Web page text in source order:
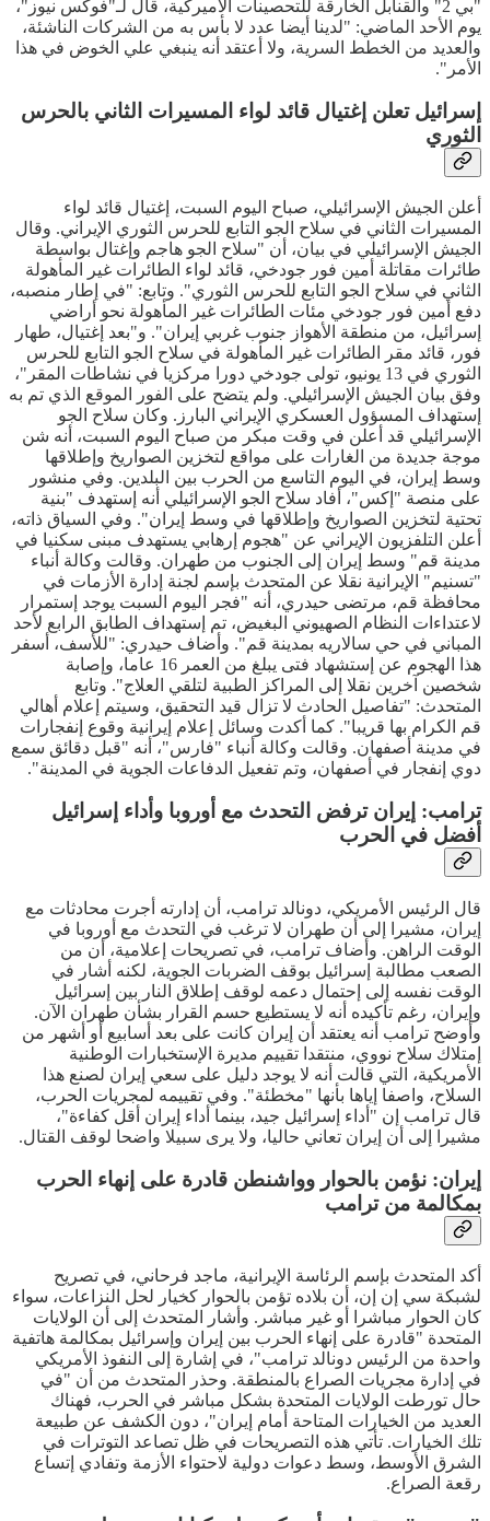
"بي 2" والقنابل الخارقة للتحصينات الأميركية، قال لـ"فوكس نيوز"،
يوم الأحد الماضي: "لدينا أيضا عدد لا بأس به من الشركات الناشئة،
والعديد من الخطط السرية، ولا أعتقد أنه ينبغي علي الخوض في هذا
الأمر".
إسرائيل تعلن إغتيال قائد لواء المسيرات الثاني بالحرس
الثوري
أعلن الجيش الإسرائيلي، صباح اليوم السبت، إغتيال قائد لواء
المسيرات الثاني في سلاح الجو التابع للحرس الثوري الإيراني. وقال
الجيش الإسرائيلي في بيان، أن "سلاح الجو هاجم وإغتال بواسطة
طائرات مقاتلة أمين فور جودخي، قائد لواء الطائرات غير المأهولة
الثاني في سلاح الجو التابع للحرس الثوري". وتابع: "في إطار منصبه،
دفع أمين فور جودخي مئات الطائرات غير المأهولة نحو أراضي
إسرائيل، من منطقة الأهواز جنوب غربي إيران". و"بعد إغتيال، طهار
فور، قائد مقر الطائرات غير المأهولة في سلاح الجو التابع للحرس
الثوري في 13 يونيو، تولى جودخي دورا مركزيا في نشاطات المقر"،
وفق بيان الجيش الإسرائيلي. ولم يتضح على الفور الموقع الذي تم به
إستهداف المسؤول العسكري الإيراني البارز. وكان سلاح الجو
الإسرائيلي قد أعلن في وقت مبكر من صباح اليوم السبت، أنه شن
موجة جديدة من الغارات على مواقع لتخزين الصواريخ وإطلاقها
وسط إيران، في اليوم التاسع من الحرب بين البلدين. وفي منشور
على منصة "إكس"، أفاد سلاح الجو الإسرائيلي أنه إستهدف "بنية
تحتية لتخزين الصواريخ وإطلاقها في وسط إيران". وفي السياق ذاته،
أعلن التلفزيون الإيراني عن "هجوم إرهابي يستهدف مبنى سكنيا في
مدينة قم" وسط إيران إلى الجنوب من طهران. وقالت وكالة أنباء
"تسنيم" الإيرانية نقلا عن المتحدث بإسم لجنة إدارة الأزمات في
محافظة قم، مرتضى حيدري، أنه "فجر اليوم السبت يوجد إستمرار
لاعتداءات النظام الصهيوني البغيض، تم إستهداف الطابق الرابع لأحد
المباني في حي سالاريه بمدينة قم". وأضاف حيدري: "للأسف، أسفر
هذا الهجوم عن إستشهاد فتى يبلغ من العمر 16 عاما، وإصابة
شخصين آخرين نقلا إلى المراكز الطبية لتلقي العلاج". وتابع
المتحدث: "تفاصيل الحادث لا تزال قيد التحقيق، وسيتم إعلام أهالي
قم الكرام بها قريبا". كما أكدت وسائل إعلام إيرانية وقوع إنفجارات
في مدينة أصفهان. وقالت وكالة أنباء "فارس"، أنه "قبل دقائق سمع
دوي إنفجار في أصفهان، وتم تفعيل الدفاعات الجوية في المدينة".
ترامب: إيران ترفض التحدث مع أوروبا وأداء إسرائيل
أفضل في الحرب
قال الرئيس الأمريكي، دونالد ترامب، أن إدارته أجرت محادثات مع
إيران، مشيرا إلى أن طهران لا ترغب في التحدث مع أوروبا في
الوقت الراهن. وأضاف ترامب، في تصريحات إعلامية، أن من
الصعب مطالبة إسرائيل بوقف الضربات الجوية، لكنه أشار في
الوقت نفسه إلى إحتمال دعمه لوقف إطلاق النار بين إسرائيل
وإيران، رغم تأكيده أنه لا يستطيع حسم القرار بشأن طهران الآن.
وأوضح ترامب أنه يعتقد أن إيران كانت على بعد أسابيع أو أشهر من
إمتلاك سلاح نووي، منتقدا تقييم مديرة الإستخبارات الوطنية
الأمريكية، التي قالت أنه لا يوجد دليل على سعي إيران لصنع هذا
السلاح، واصفا إياها بأنها "مخطئة". وفي تقييمه لمجريات الحرب،
قال ترامب إن "أداء إسرائيل جيد، بينما أداء إيران أقل كفاءة"،
مشيرا إلى أن إيران تعاني حاليا، ولا يرى سبيلا واضحا لوقف القتال.
إيران: نؤمن بالحوار وواشنطن قادرة على إنهاء الحرب
بمكالمة من ترامب
أكد المتحدث بإسم الرئاسة الإيرانية، ماجد فرحاني، في تصريح
لشبكة سي إن إن، أن بلاده تؤمن بالحوار كخيار لحل النزاعات، سواء
كان الحوار مباشرا أو غير مباشر. وأشار المتحدث إلى أن الولايات
المتحدة "قادرة على إنهاء الحرب بين إيران وإسرائيل بمكالمة هاتفية
واحدة من الرئيس دونالد ترامب"، في إشارة إلى النفوذ الأمريكي
في إدارة مجريات الصراع بالمنطقة. وحذر المتحدث من أن "في
حال تورطت الولايات المتحدة بشكل مباشر في الحرب، فهناك
العديد من الخيارات المتاحة أمام إيران"، دون الكشف عن طبيعة
تلك الخيارات. تأتي هذه التصريحات في ظل تصاعد التوترات في
الشرق الأوسط، وسط دعوات دولية لاحتواء الأزمة وتفادي إتساع
رقعة الصراع.